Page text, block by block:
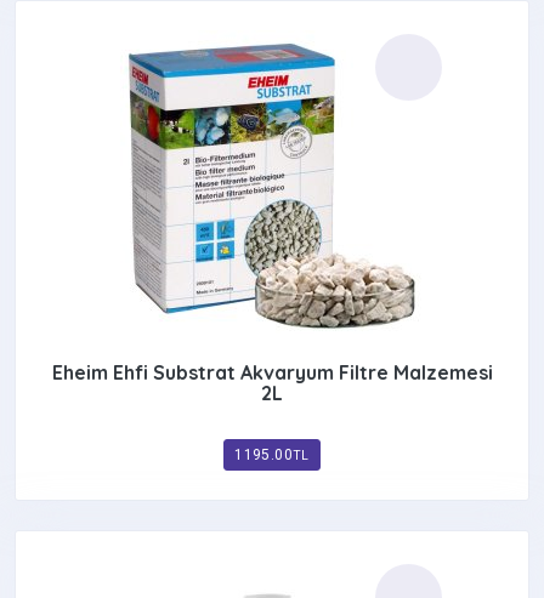
Eheim Ehfi Substrat Akvaryum Filtre Malzemesi
2L
1195.00TL